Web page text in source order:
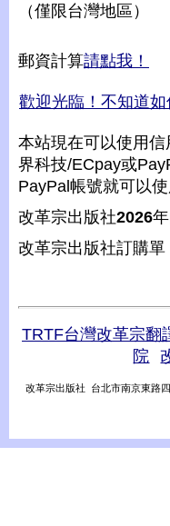
（僅限台灣地區）
郵資計算請點我！
歡迎光臨！不知道
本站現在可以使用
界科技/ECpay或
PayPal帳號就可以使
改革宗出版社2026
改革宗出版社訂購單
TRTF台灣改革宗翻
院
改革宗出版社 台北市南京東路